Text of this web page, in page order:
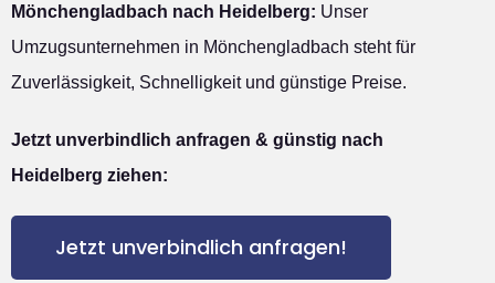
Mönchengladbach nach Heidelberg: Unser
Umzugsunternehmen in Mönchengladbach steht für
Zuverlässigkeit, Schnelligkeit und günstige Preise.
Jetzt unverbindlich anfragen & günstig nach
Heidelberg ziehen:
Jetzt unverbindlich anfragen!